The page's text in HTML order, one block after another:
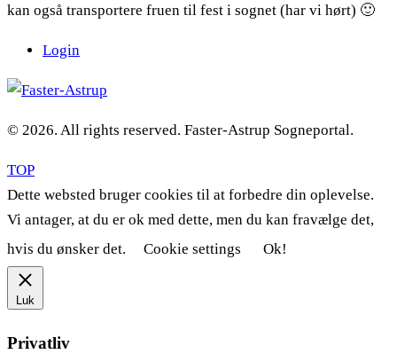
kan også transportere fruen til fest i sognet (har vi hørt) 🙂
Login
© 2026. All rights reserved. Faster-Astrup Sogneportal.
TOP
Dette websted bruger cookies til at forbedre din oplevelse.
Vi antager, at du er ok med dette, men du kan fravælge det,
hvis du ønsker det.
Cookie settings Ok!
Luk
Privatliv